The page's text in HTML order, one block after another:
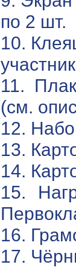
по 2 шт.
10.
11.
(см.
12.
13.
14.
15.
16.
17.